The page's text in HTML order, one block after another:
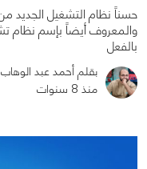
بالفعل
بقلم أحمد عبد الوهاب
منذ 8 سنوات